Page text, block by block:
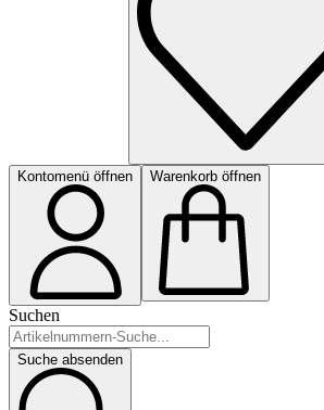
Kontomenü öffnen Warenkorb öffnen
Suchen
Suche absenden